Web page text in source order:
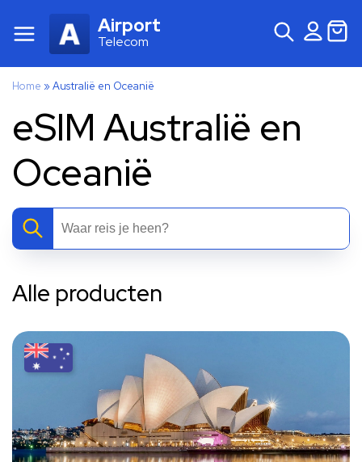
Airport
Telecom
Home »Australië en Oceanië
eSIM Australië en
Oceanië
Alle producten